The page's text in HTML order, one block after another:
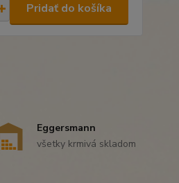
Pridať do košíka
Eggersmann
všetky krmivá skladom